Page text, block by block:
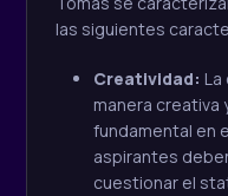
las siguientes
Creatividad:
manera creativa
fundamental en
aspirantes
cuestionar el